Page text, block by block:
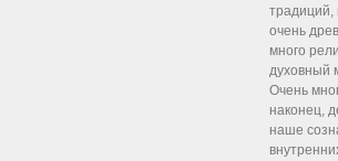
традиций,
очень
много
духовный
Очень
наконец,
наше